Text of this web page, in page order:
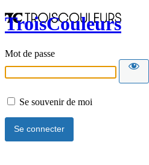
TroisCouleurs
Mot de passe
Se souvenir de moi